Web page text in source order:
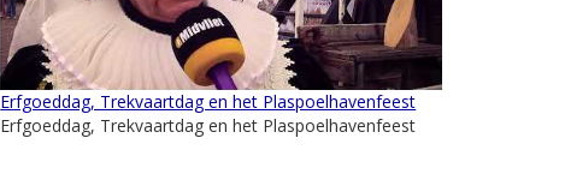
Erfgoeddag, Trekvaartdag en het Plaspoelhavenfeest
Erfgoeddag, Trekvaartdag en het Plaspoelhavenfeest